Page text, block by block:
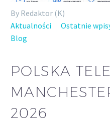
By Redaktor (K)
Aktualności
Ostatnie
Blog
POLSKA
2026